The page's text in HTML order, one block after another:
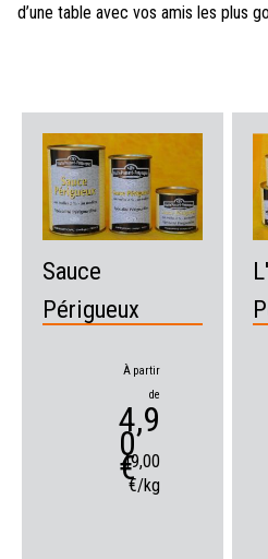
d’une table avec vos amis les plus
Sauce
Périgueux
À partir
de
4,9
0
€
49,00
€/kg